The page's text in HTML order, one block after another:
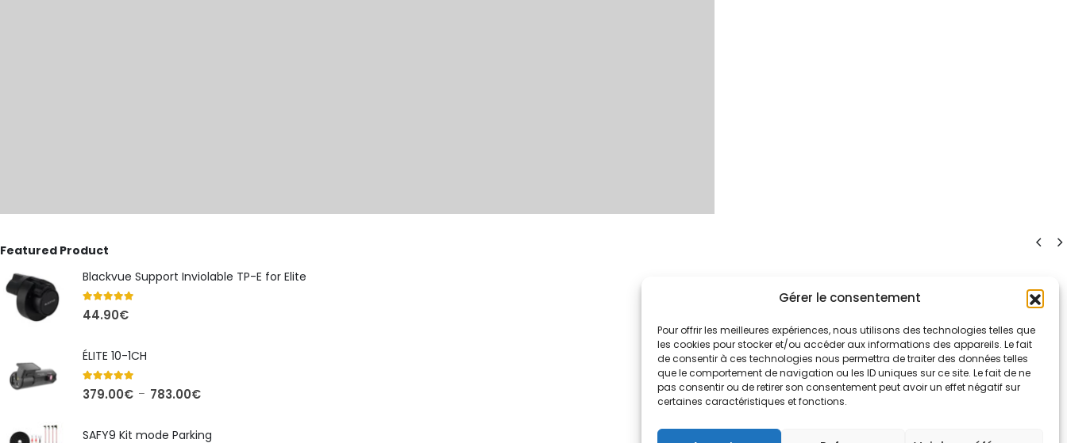
Gérer le consentement
Pour offrir les meilleures expériences, nous utilisons des technologies telles que
les cookies pour stocker et/ou accéder aux informations des appareils. Le fait
de consentir à ces technologies nous permettra de traiter des données telles
que le comportement de navigation ou les ID uniques sur ce site. Le fait de ne
pas consentir ou de retirer son consentement peut avoir un effet négatif sur
certaines caractéristiques et fonctions.
Featured Product
Blackvue Support Inviolable TP-E for Elite
5.00 out of 5
44.90€
ÉLITE 10-1CH
5.00out of 5
379.00€ – 783.00€Plage
prix :
SAFY9 Kit mode Parking